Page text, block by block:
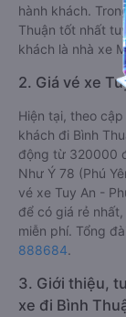
hành khách.
Thuận tốt nhất
khách là nhà xe
2. Giá vé xe
Hiện tại, theo
khách đi Bình
động từ 320000
Như Ý 78 (Phú
vé xe Tuy An -
để có giá rẻ
miễn phí. Tổng
888684.
3. Giới thiệu,
xe đi Bình